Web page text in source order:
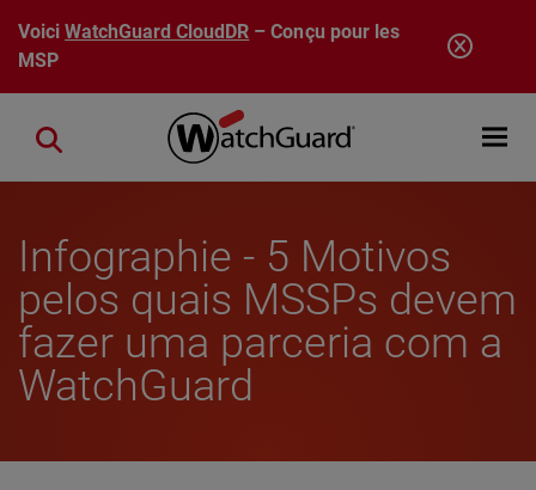
Aller au contenu principal
VoiciWatchGuard CloudDR – Conçu pour les
MSP
Open
Close search
Infographie - 5 Motivos
pelos quais MSSPs devem
fazer uma parceria com a
WatchGuard